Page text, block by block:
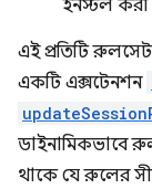
ইনস্টল
এই প্রতিটি
একটি এক্সটেনশন
ডাইনামিকভাবে
থাকে যে রুলের